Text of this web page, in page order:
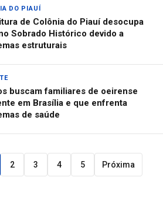
DO PIAUÍ
de Colônia do Piauí desocupa
Sobrado Histórico devido a
estruturais
buscam familiares de oeirense
em Brasília e que enfrenta
de saúde
2 3 4 5 Próxima